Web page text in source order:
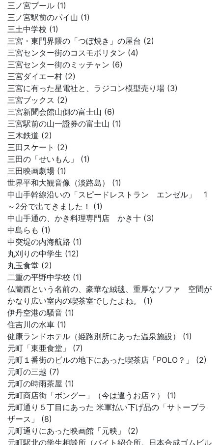
三ノ宮プール (1)
三ノ宮駅前のパイ山 (1)
三土中学校 (1)
三宮・東門界隈の「つぼ焼き」の屋台 (2)
三宮センター街のコスモポリタン (4)
三宮センター街のミッチャン (6)
三宮ダイエー村 (2)
三宮に有った星電社と、ラジコン模型売り場 (3)
三宮ブックス (2)
三宮新聞会館山側の富士山 (6)
三宮駅前の山一證券の富士山 (1)
三木鉄道 (2)
三田スケート (2)
三田の「せいもん」 (1)
三田映画劇場 (1)
世界平和大観音像（淡路島） (1)
中山手幹線沿いの「スピードレストラン エンゼル」 1
～2分で出てきました！ (1)
中山手通の、かき料理専門店 かき十 (3)
中島らも (1)
中突堤の内海航路 (1)
丸刈りの中学生 (12)
丸玉食堂 (2)
二重の平野中学校 (1)
仏蘭西という名前の、豪華な絨毯、重厚なソファ 空間が
かなり広い室内の喫茶室でしたよね。 (1)
伊丹空港の騒音 (1)
住吉川の水車 (1)
健康ランドホテル（姫路別所にあった温泉施設） (1)
元町「東亜食堂」 (7)
元町１番街のビルの地下にあった喫茶店「POLO？」 (2)
元町の三越 (7)
元町の時雨茶屋 (1)
元町商店街「ボングー」（今は違うお店？） (1)
元町通り５丁目にあった 米軍払い下げ品の「サトーブラ
ザース」 (8)
元町通りにあった映画館「元映」 (2)
元町駅北の学生相談所（バイト紹介所。日本合成ゴムビル